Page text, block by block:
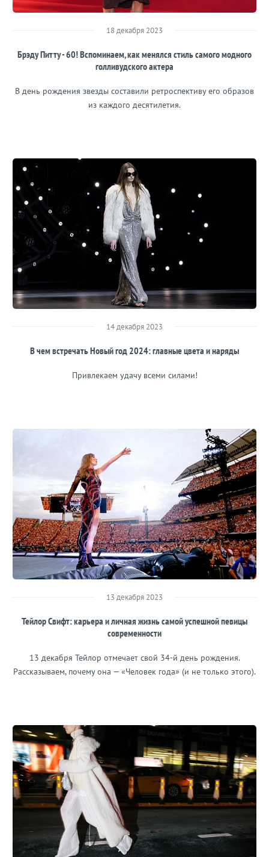
18 декабря 2023
Брэду Питту - 60! Вспоминаем, как менялся стиль самого модного
голливудского актера
В день рождения звезды составили ретроспективу его образов
из каждого десятилетия.
14 декабря 2023
В чем встречать Новый год 2024: главные цвета и наряды
Привлекаем удачу всеми силами!
13 декабря 2023
Тейлор Свифт: карьера и личная жизнь самой успешной певицы
современности
13 декабря Тейлор отмечает свой 34-й день рождения.
Рассказываем, почему она — «Человек года» (и не только этого).